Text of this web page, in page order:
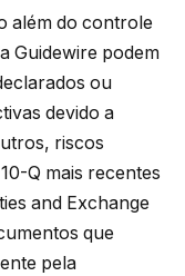
além do controle
Guidewire podem
ou
devido a
riscos
Q mais recentes
and Exchange
que
pela